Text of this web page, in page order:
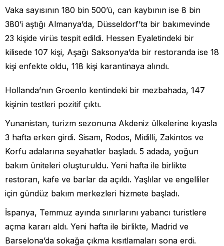
Vaka sayısının 180 bin 500’ü, can kaybının ise 8 bin
380’i aştığı Almanya’da, Düsseldorf’ta bir bakımevinde
23 kişide virüs tespit edildi. Hessen Eyaletindeki bir
kilisede 107 kişi, Aşağı Saksonya’da bir restoranda ise 18
kişi enfekte oldu, 118 kişi karantinaya alındı.
Hollanda’nın Groenlo kentindeki bir mezbahada, 147
kişinin testleri pozitif çıktı.
Yunanistan, turizm sezonuna Akdeniz ülkelerine kıyasla
3 hafta erken girdi. Sisam, Rodos, Midilli, Zakintos ve
Korfu adalarına seyahatler başladı. 5 adada, yoğun
bakım üniteleri oluşturuldu. Yeni hafta ile birlikte
restoran, kafe ve barlar da açıldı. Yaşlılar ve engelliler
için gündüz bakım merkezleri hizmete başladı.
İspanya, Temmuz ayında sınırlarını yabancı turistlere
açma kararı aldı. Yeni hafta ile birlikte, Madrid ve
Barselona’da sokağa çıkma kısıtlamaları sona erdi.